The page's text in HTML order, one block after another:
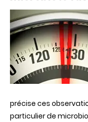
précise ces
particulier de